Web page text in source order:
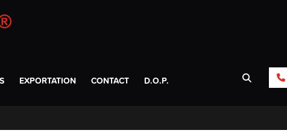
EXPORTATION CONTACT D.O.P.